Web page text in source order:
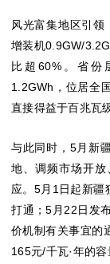
风光富集地区引领
增装机0.9GW/
比超60%。省份
1.2GWh，位居全
直接得益于百兆瓦
与此同时，5月新
地、调频市场开
应。5月1日起新疆
打通；5月22日发
价机制有关事宜的
165元/千瓦·年的